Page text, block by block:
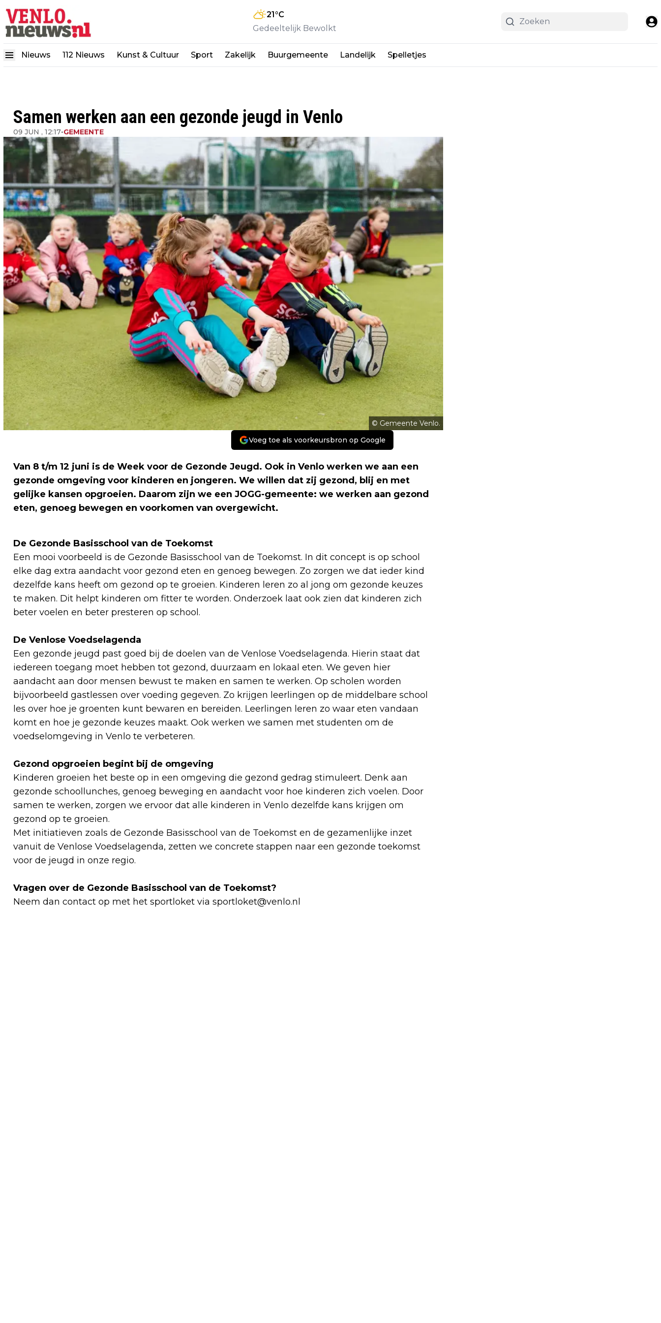
21°C
Gedeeltelijk Bewolkt
Nieuws 112 Nieuws Kunst & Cultuur Sport Zakelijk Buurgemeente Landelijk Spelletjes
Samen werken aan een gezonde jeugd in Venlo
09 JUN , 12:17•GEMEENTE
© Gemeente Venlo.
Voeg toe als voorkeursbron op Google
Van 8 t/m 12 juni is de Week voor de Gezonde Jeugd. Ook in Venlo werken we aan een
gezonde omgeving voor kinderen en jongeren. We willen dat zij gezond, blij en met
gelijke kansen opgroeien. Daarom zijn we een JOGG-gemeente: we werken aan gezond
eten, genoeg bewegen en voorkomen van overgewicht.
De Gezonde Basisschool van de Toekomst
Een mooi voorbeeld is de Gezonde Basisschool van de Toekomst. In dit concept is op school
elke dag extra aandacht voor gezond eten en genoeg bewegen. Zo zorgen we dat ieder kind
dezelfde kans heeft om gezond op te groeien. Kinderen leren zo al jong om gezonde keuzes
te maken. Dit helpt kinderen om fitter te worden. Onderzoek laat ook zien dat kinderen zich
beter voelen en beter presteren op school.
De Venlose Voedselagenda
Een gezonde jeugd past goed bij de doelen van de Venlose Voedselagenda. Hierin staat dat
iedereen toegang moet hebben tot gezond, duurzaam en lokaal eten. We geven hier
aandacht aan door mensen bewust te maken en samen te werken. Op scholen worden
bijvoorbeeld gastlessen over voeding gegeven. Zo krijgen leerlingen op de middelbare school
les over hoe je groenten kunt bewaren en bereiden. Leerlingen leren zo waar eten vandaan
komt en hoe je gezonde keuzes maakt. Ook werken we samen met studenten om de
voedselomgeving in Venlo te verbeteren.
Gezond opgroeien begint bij de omgeving
Kinderen groeien het beste op in een omgeving die gezond gedrag stimuleert. Denk aan
gezonde schoollunches, genoeg beweging en aandacht voor hoe kinderen zich voelen. Door
samen te werken, zorgen we ervoor dat alle kinderen in Venlo dezelfde kans krijgen om
gezond op te groeien.
Met initiatieven zoals de Gezonde Basisschool van de Toekomst en de gezamenlijke inzet
vanuit de Venlose Voedselagenda, zetten we concrete stappen naar een gezonde toekomst
voor de jeugd in onze regio.
Vragen over de Gezonde Basisschool van de Toekomst?
Neem dan contact op met het sportloket via sportloket@venlo.nl